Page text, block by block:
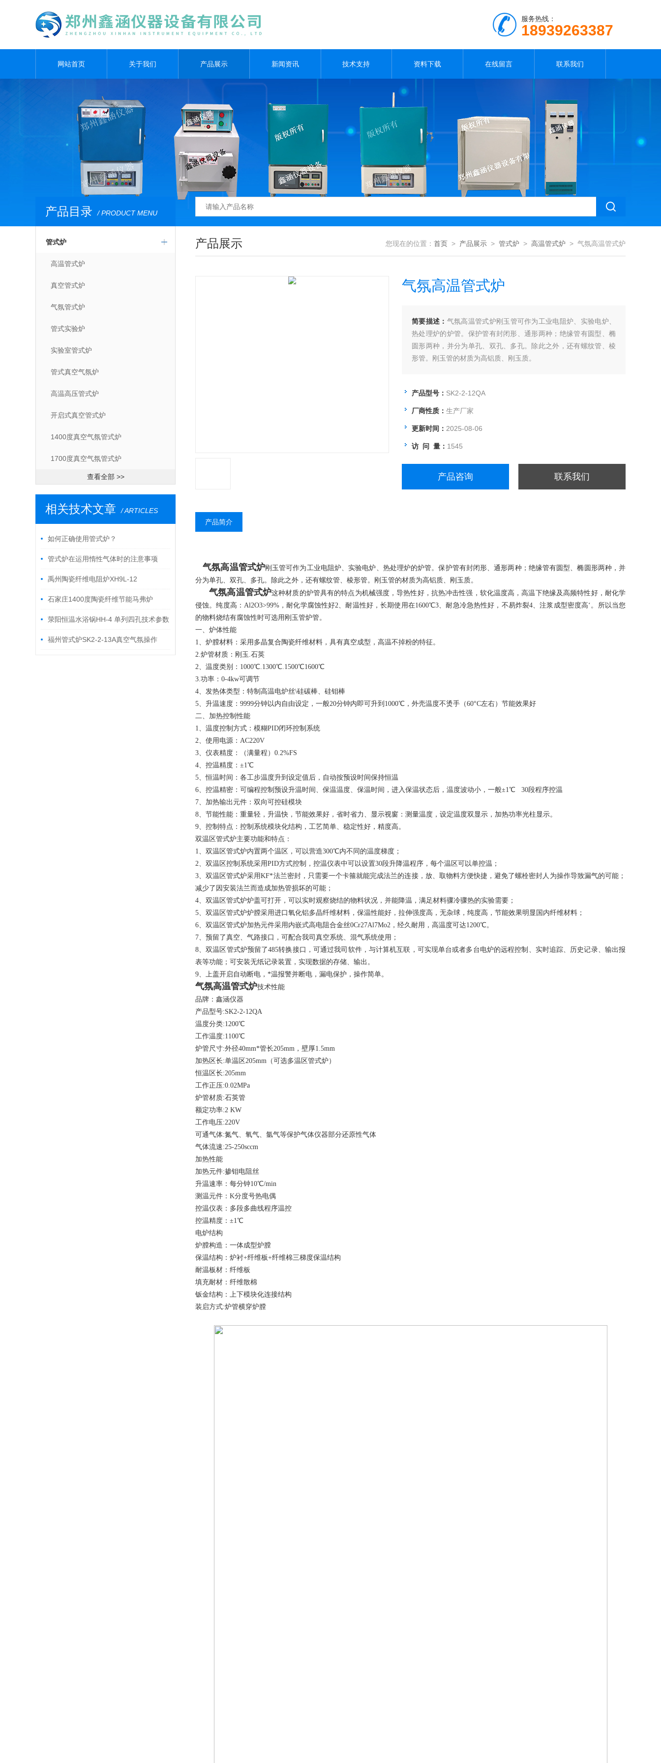
服务热线：
18939263387
网站首页 关于我们 产品展示 新闻资讯 技术支持 资料下载 在线留言 联系我们
产品目录 / PRODUCT MENU
管式炉
高温管式炉
真空管式炉
气氛管式炉
管式实验炉
实验室管式炉
管式真空气氛炉
高温高压管式炉
开启式真空管式炉
1400度真空气氛管式炉
1700度真空气氛管式炉
查看全部 >>
相关技术文章 / ARTICLES
如何正确使用管式炉？
管式炉在运用惰性气体时的注意事项
禹州陶瓷纤维电阻炉XH9L-12
石家庄1400度陶瓷纤维节能马弗炉
XH15L-14A可烧1350度
荥阳恒温水浴锅HH-4 单列四孔技术参数
福州管式炉SK2-2-13A真空气氛操作
产品展示 您现在的位置： 首页 > 产品展示 > 管式炉 > 高温管式炉 > 气氛高温管式炉
气氛高温管式炉
简要描述： 气氛高温管式炉刚玉管可作为工业电阻炉、实验电炉、
热处理炉的炉管。保护管有封闭形、通形两种；绝缘管有圆型、椭
圆形两种，并分为单孔、双孔、多孔。除此之外，还有螺纹管、棱
形管。刚玉管的材质为高铝质、刚玉质。
产品型号： SK2-2-12QA
厂商性质： 生产厂家
更新时间： 2025-08-06
访 问 量： 1545
产品咨询 联系我们
产品简介
气氛高温管式炉刚玉管可作为工业电阻炉、实验电炉、热处理炉的炉管。保护管有封闭形、通形两种；绝缘管有圆型、椭圆形两种，并
分为单孔、双孔、多孔。除此之外，还有螺纹管、棱形管。刚玉管的材质为高铝质、刚玉质。
气氛高温管式炉这种材质的炉管具有的特点为机械强度，导热性好，抗热冲击性强，软化温度高，高温下绝缘及高频特性好，耐化学
侵蚀。纯度高：Al2O3>99%，耐化学腐蚀性好2、耐温性好，长期使用在1600℃3、耐急冷急热性好，不易炸裂4、注浆成型密度高‘。所以当您
的物料烧结有腐蚀性时可选用刚玉管炉管。
一、炉体性能
1、炉膛材料：采用多晶复合陶瓷纤维材料，具有真空成型，高温不掉粉的特征。
2.炉管材质：刚玉.石英
2、温度类别：1000℃.1300℃.1500℃1600℃
3.功率：0-4kw可调节
4、发热体类型：特制高温电炉丝\硅碳棒、硅钼棒
5、升温速度：9999分钟以内自由设定，一般20分钟内即可升到1000℃，外壳温度不烫手（60°C左右）节能效果好
二、加热控制性能
1、温度控制方式：模糊PID闭环控制系统
2、使用电源：AC220V
3、仪表精度：（满量程）0.2%FS
4、控温精度：±1℃
5、恒温时间：各工步温度升到设定值后，自动按预设时间保持恒温
6、控温精密：可编程控制预设升温时间、保温温度、保温时间，进入保温状态后，温度波动小，一般±1℃ 30段程序控温
7、加热输出元件：双向可控硅模块
8、节能性能：重量轻，升温快，节能效果好，省时省力、显示视窗：测量温度，设定温度双显示，加热功率光柱显示。
9、控制特点：控制系统模块化结构，工艺简单、 稳定性好，精度高。
双温区管式炉主要功能和特点：
1、双温区管式炉内置两个温区，可以营造300℃内不同的温度梯度；
2、双温区控制系统采用PID方式控制，控温仪表中可以设置30段升降温程序，每个温区可以单控温；
3、双温区管式炉采用KF*法兰密封，只需要一个卡箍就能完成法兰的连接，放、取物料方便快捷，避免了螺栓密封人为操作导致漏气的可能；
减少了因安装法兰而造成加热管损坏的可能；
4、双温区管式炉炉盖可打开，可以实时观察烧结的物料状况，并能降温，满足材料骤冷骤热的实验需要；
5、双温区管式炉炉膛采用进口氧化铝多晶纤维材料，保温性能好，拉伸强度高，无杂球，纯度高，节能效果明显国内纤维材料；
6、双温区管式炉加热元件采用内嵌式高电阻合金丝0Cr27Al7Mo2，经久耐用，高温度可达1200℃。
7、预留了真空、气路接口，可配合我司真空系统、混气系统使用；
8、双温区管式炉预留了485转换接口，可通过我司软件，与计算机互联，可实现单台或者多台电炉的远程控制、实时追踪、历史记录、输出报
表等功能；可安装无纸记录装置，实现数据的存储、输出。
9、上盖开启自动断电，*温报警并断电，漏电保护，操作简单。
气氛高温管式炉技术性能
品牌：鑫涵仪器
产品型号:SK2-2-12QA
温度分类:1200℃
工作温度:1100℃
炉管尺寸:外径40mm*管长205mm，壁厚1.5mm
加热区长:单温区205mm（可选多温区管式炉）
恒温区长:205mm
工作正压:0.02MPa
炉管材质:石英管
额定功率:2 KW
工作电压:220V
可通气体:氮气、氧气、氩气等保护气体仪器部分还原性气体
气体流速:25-250sccm
加热性能
加热元件:掺钼电阻丝
升温速率： 每分钟10℃/min
测温元件：K分度号热电偶
控温仪表：多段多曲线程序温控
控温精度：±1℃
电炉结构
炉膛构造：一体成型炉膛
保温结构：炉衬+纤维板+纤维棉三梯度保温结构
耐温板材：纤维板
填充耐材：纤维散棉
钣金结构：上下模块化连接结构
装启方式:炉管横穿炉膛